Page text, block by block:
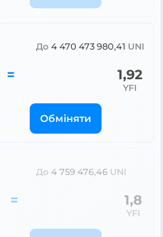
До 4 470 473 980,41 UNI
= 1,92
YFI
Обміняти
До 4 759 476,46 UNI
= 1,8
YFI